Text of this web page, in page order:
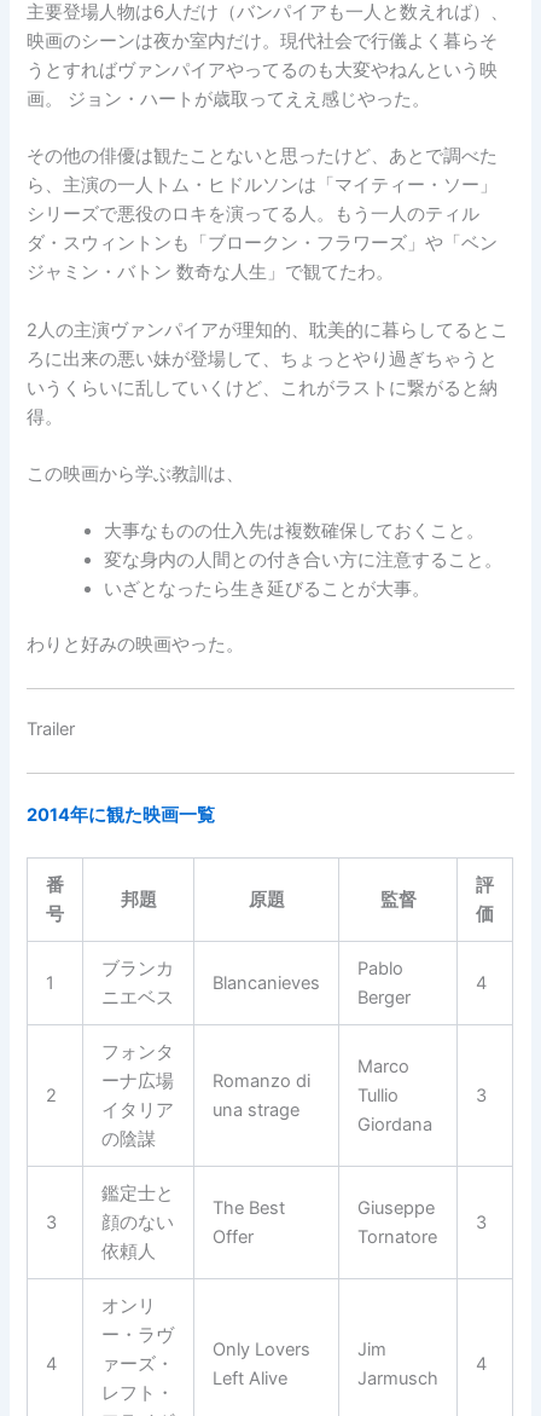
主要登場人物は6人だけ（バンパイアも一人と数えれば）、
映画のシーンは夜か室内だけ。現代社会で行儀よく暮らそ
うとすればヴァンパイアやってるのも大変やねんという映
画。 ジョン・ハートが歳取ってええ感じやった。
その他の俳優は観たことないと思ったけど、あとで調べた
ら、主演の一人トム・ヒドルソンは「マイティー・ソー」
シリーズで悪役のロキを演ってる人。もう一人のティル
ダ・スウィントンも「ブロークン・フラワーズ」や「ベン
ジャミン・バトン 数奇な人生」で観てたわ。
2人の主演ヴァンパイアが理知的、耽美的に暮らしてるとこ
ろに出来の悪い妹が登場して、ちょっとやり過ぎちゃうと
いうくらいに乱していくけど、これがラストに繋がると納
得。
この映画から学ぶ教訓は、
大事なものの仕入先は複数確保しておくこと。
変な身内の人間との付き合い方に注意すること。
いざとなったら生き延びることが大事。
わりと好みの映画やった。
Trailer
2014年に観た映画一覧
番
号
邦題 原題 監督
評
価
1
ブランカ
ニエベス
Blancanieves
Pablo
Berger
4
2
フォンタ
ーナ広場
イタリア
の陰謀
Romanzo di
una strage
Marco
Tullio
Giordana
3
3
鑑定士と
顔のない
依頼人
The Best
Offer
Giuseppe
Tornatore
3
4
オンリ
ー・ラヴ
ァーズ・
レフト・
Only Lovers
Left Alive
Jim
Jarmusch
4